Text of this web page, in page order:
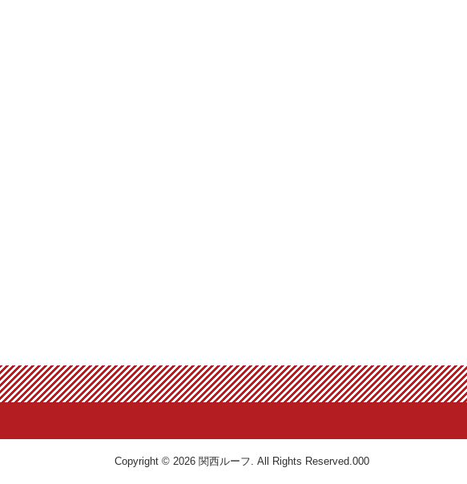
Copyright © 2026 関西ルーフ. All Rights Reserved.000